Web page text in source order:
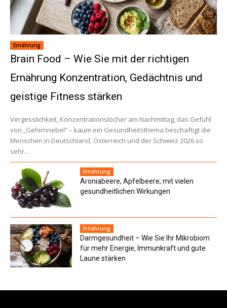
Ernährung
Brain Food – Wie Sie mit der richtigen
Ernährung Konzentration, Gedächtnis und
geistige Fitness stärken
Vergesslichkeit, Konzentrationslöcher am Nachmittag, das Gefühl
von „Gehirnnebel“ – kaum ein Gesundheitsthema beschäftigt die
Menschen in Deutschland, Österreich und der Schweiz 2026 so
sehr...
Ernährung
Aroniabeere, Apfelbeere, mit vielen
gesundheitlichen Wirkungen
Ernährung
Darmgesundheit – Wie Sie Ihr Mikrobiom
für mehr Energie, Immunkraft und gute
Laune stärken